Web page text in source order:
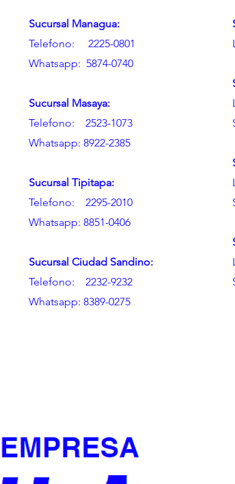
Sucursal Managua:
Telefono: 2225-0801
Whatsapp: 5874-0740
Sucursal Masaya:
Telefono: 2523-1073
Whatsapp: 8922-2385
Sucursal Tipitapa:
Telefono: 2295-2010
Whatsapp: 8851-0406
Sucursal Ciudad Sandino:
Telefono: 2232-9232
Whatsapp: 8389-0275